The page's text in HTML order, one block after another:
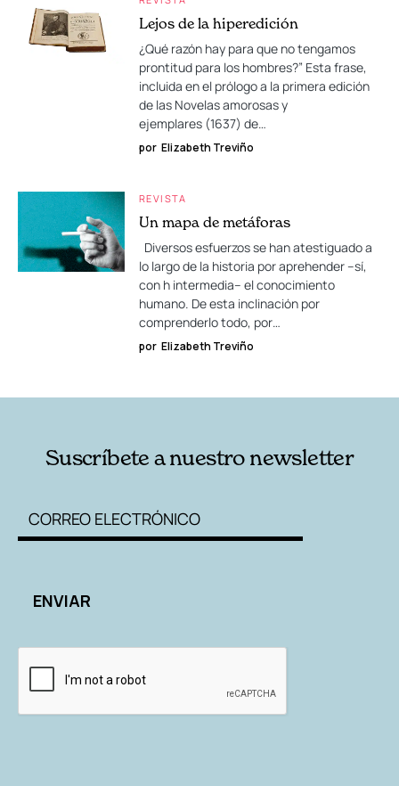
Lejos de la hiperedición
¿Qué razón hay para que no tengamos
prontitud para los hombres?” Esta frase,
incluida en el prólogo a la primera edición
de las Novelas amorosas y
ejemplares (1637) de…
por Elizabeth Treviño
REVISTA
Un mapa de metáforas
Diversos esfuerzos se han atestiguado a
lo largo de la historia por aprehender –sí,
con h intermedia– el conocimiento
humano. De esta inclinación por
comprenderlo todo, por…
por Elizabeth Treviño
Suscríbete a nuestro newsletter